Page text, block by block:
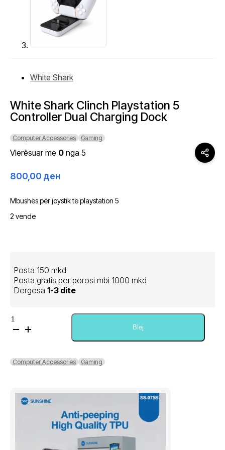
White Shark
White Shark Clinch Playstation 5
Controller Dual Charging Dock
Computer Accessories Gaming
Vlerësuar me 0 nga 5
800,00 ден
Mbushës për joystik të playstation 5
2 vende
Posta 150 mkd
Posta gratis per porosi mbi 1000 mkd
Dergesa 1-3 dite
Sasi
White
Playstation
5
Charging
Dock
Blej
Computer Accessories Gaming